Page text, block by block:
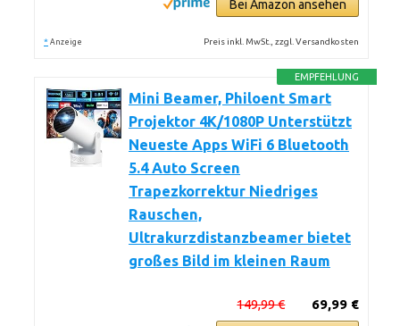
Bei Amazon ansehen
* Anzeige Preis inkl. MwSt., zzgl. Versandkosten
EMPFEHLUNG
Mini Beamer, Philoent Smart
Projektor 4K/1080P Unterstützt
Neueste Apps WiFi 6 Bluetooth
5.4 Auto Screen
Trapezkorrektur Niedriges
Rauschen,
Ultrakurzdistanzbeamer bietet
großes Bild im kleinen Raum
69,99 €
149,99 €